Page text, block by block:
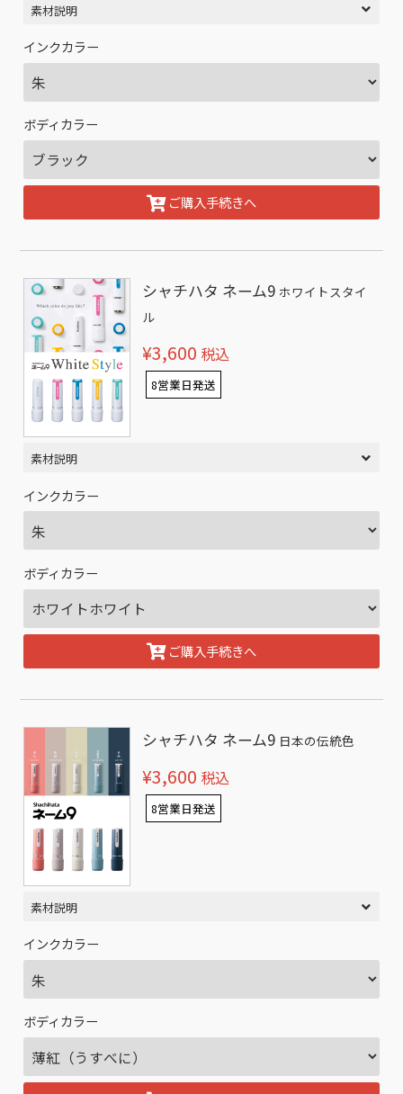
素材説明
インクカラー
ボディカラー
ご購入手続きへ
シャチハタ ネーム9 ホワイトスタイ
ル
¥3,600 税込
8営業日発送
素材説明
インクカラー
ボディカラー
ご購入手続きへ
シャチハタ ネーム9 日本の伝統色
¥3,600 税込
8営業日発送
素材説明
インクカラー
ボディカラー